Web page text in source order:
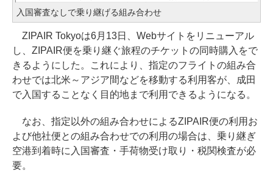
入国審査なしで乗り継げる組み合わせ
ZIPAIR Tokyoは6月13日、Webサイトをリニューアル
し、ZIPAIR便を乗り継ぐ旅程のチケットの同時購入をで
きるようにした。これにより、指定のフライトの組み合
わせでは北米～アジア間などを移動する利用客が、成田
で入国することなく目的地まで利用できるようになる。
なお、指定以外の組み合わせによるZIPAIR便の利用お
よび他社便との組み合わせでの利用の場合は、乗り継ぎ
空港到着時に入国審査・手荷物受け取り・税関検査が必
要。